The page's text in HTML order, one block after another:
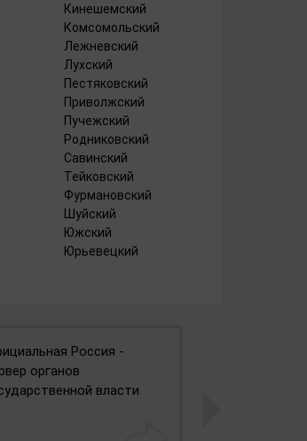
Кинешемский
Комсомольский
Лежневский
Лухский
Пестяковский
Приволжский
Пучежский
Родниковский
Савинский
Тейковский
Фурмановский
Шуйский
Южский
Юрьевецкий
Россия -
органов
власти